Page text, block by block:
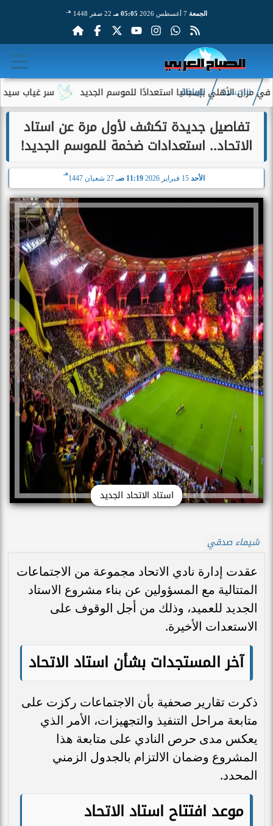
الجمعة 7 أغسطس 2026 05:05 مـ 22 صفر 1448 هـ
سر غياب سيد عبد بإسبانيا استعدادًا للموسم الجديد
الرئيسية الرياضة
تفاصيل جديدة تكشف لأول مرة عن استاد
الاتحاد.. استعدادات ضخمة للموسم الجديد!
الأحد 11:19 صـ 27 شعبان 1447
هـ
استاد الاتحاد الجديد
شيماء صدقي
عقدت إدارة نادي الاتحاد مجموعة من الاجتماعات
المتتالية مع المسؤولين عن بناء مشروع الاستاد
الجديد للعميد، وذلك من أجل الوقوف على
الاستعدات الأخيرة.
آخر المستجدات بشأن استاد الاتحاد
ذكرت تقارير صحفية بأن الاجتماعات ركزت على
متابعة مراحل التنفيذ والتجهيزات، الأمر الذي
يعكس مدى حرص النادي على متابعة هذا
المشروع وضمان الالتزام بالجدول الزمني
المحدد.
موعد افتتاح استاد الاتحاد